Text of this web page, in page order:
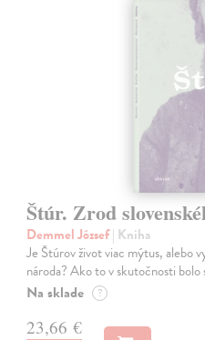
Štúr. Zrod
Demmel József| Kniha
Je Štúrov život viac mýtus, alebo
národa? Ako to v skutočnosti bolo
Na sklade ?
23,66 €